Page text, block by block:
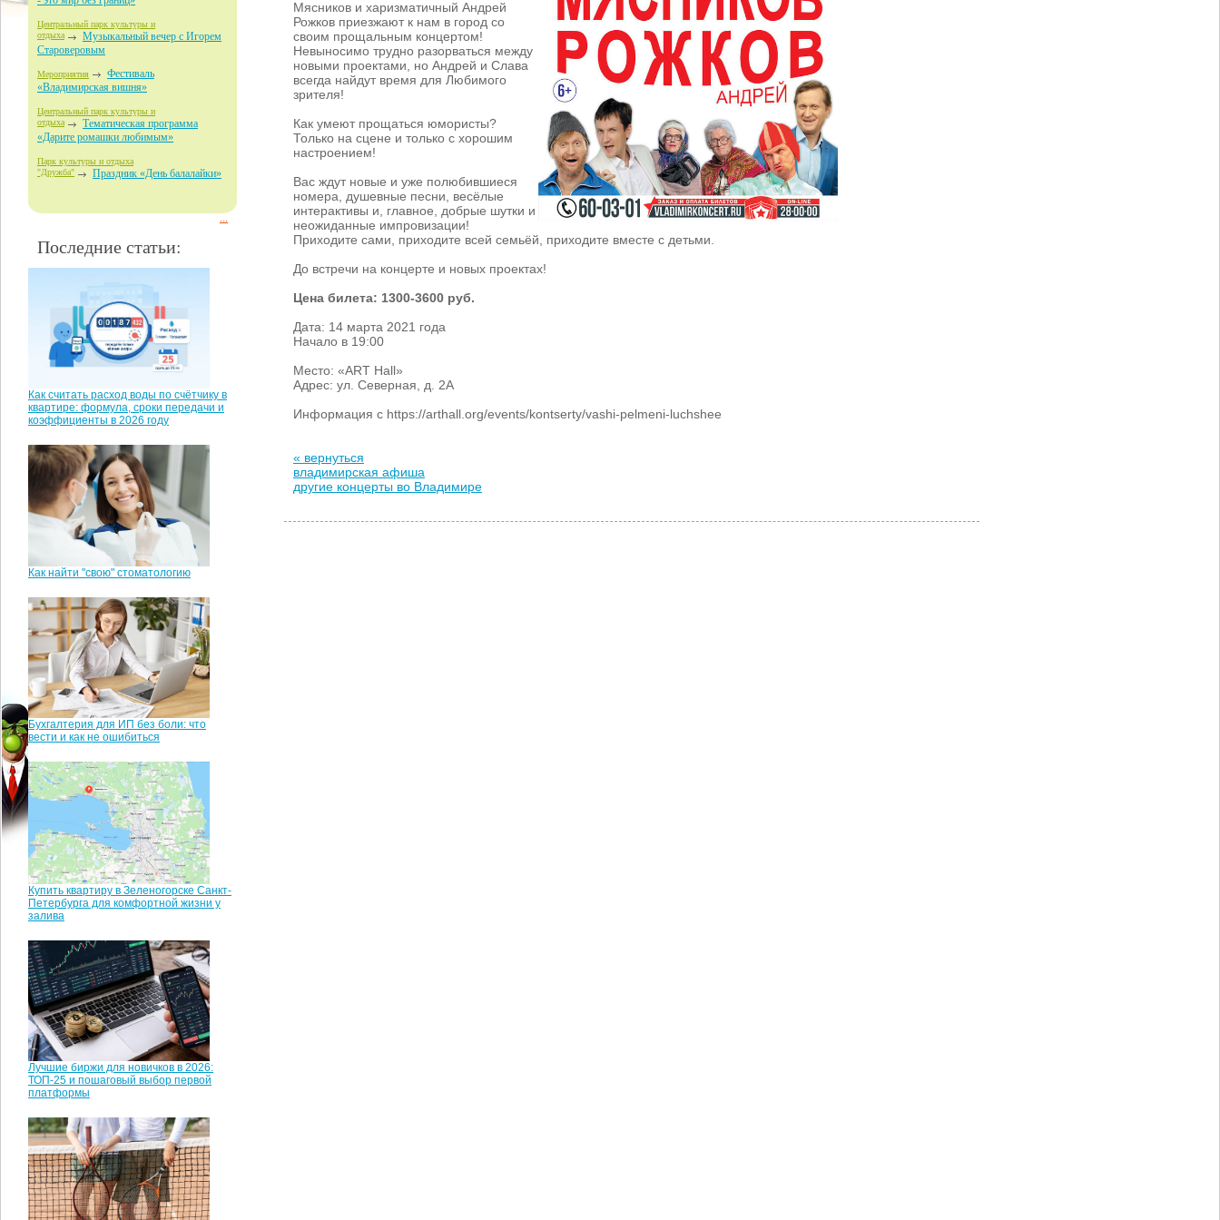
Центральный парк культуры и
отдыха
Музыкальный вечер с Игорем
Староверовым
Мероприятия
Фестиваль
«Владимирская вишня»
Центральный парк культуры и
отдыха
Тематическая программа
«Дарите ромашки любимым»
Парк культуры и отдыха
"Дружба" Праздник «День балалайки»
Последние статьи:
Как считать расход воды по счётчику в
квартире: формула, сроки передачи и
коэффициенты в 2026 году
Как найти "свою" стоматологию
Бухгалтерия для ИП без боли: что
вести и как не ошибиться
Купить квартиру в Зеленогорске Санкт-
Петербурга для комфортной жизни у
залива
Лучшие биржи для новичков в 2026:
ТОП-25 и пошаговый выбор первой
платформы
Мясников и харизматичный Андрей
Рожков приезжают к нам в город со
своим прощальным концертом!
Невыносимо трудно разорваться между
новыми проектами, но Андрей и Слава
всегда найдут время для Любимого
зрителя!
Как умеют прощаться юмористы?
Только на сцене и только с хорошим
настроением!
Вас ждут новые и уже полюбившиеся
номера, душевные песни, весёлые
интерактивы и, главное, добрые шутки и
неожиданные импровизации!
Приходите сами, приходите всей семьёй, приходите вместе с детьми.
До встречи на концерте и новых проектах!
Цена билета: 1300-3600 руб.
Дата: 14 марта 2021 года
Начало в 19:00
Место: «ART Hall»
Адрес: ул. Северная, д. 2А
Информация с https://arthall.org/events/kontserty/vashi-pelmeni-luchshee
« вернуться
владимирская афиша
другие концерты во Владимире